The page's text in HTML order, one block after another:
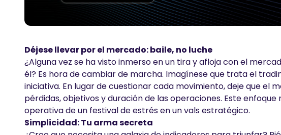
Déjese llevar por el mercado: baile, no luche
¿Alguna vez se ha visto inmerso en un tira y afloja con el
él? Es hora de cambiar de marcha. Imagínese que trata el
iniciativa. En lugar de cuestionar cada movimiento, deje que el
pérdidas, objetivos y duración de las operaciones. Este
operativa de un festival de estrés en un vals estratégico.
Simplicidad: Tu arma secreta